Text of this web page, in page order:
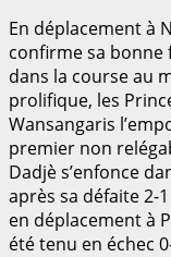
En déplacement à
confirme sa
dans la course au
prolifique, les
Wansangaris
premier non
Dadjè s’enfonce
après sa défaite 2-
en déplacement à
été tenu en échec